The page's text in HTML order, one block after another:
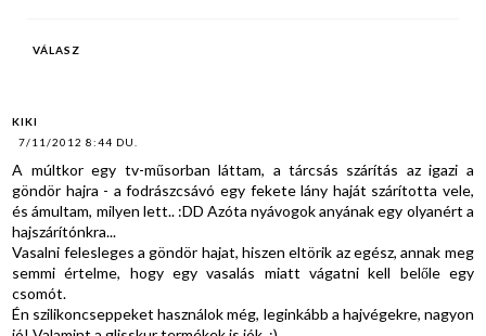
VÁLASZ
KIKI
7/11/2012 8:44 DU.
A múltkor egy tv-műsorban láttam, a tárcsás szárítás az igazi a
göndör hajra - a fodrászcsávó egy fekete lány haját szárította vele,
és ámultam, milyen lett.. :DD Azóta nyávogok anyának egy olyanért a
hajszárítónkra...
Vasalni felesleges a göndör hajat, hiszen eltörik az egész, annak meg
semmi értelme, hogy egy vasalás miatt vágatni kell belőle egy
csomót.
Én szilikoncseppeket használok még, leginkább a hajvégekre, nagyon